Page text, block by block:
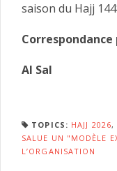
saison du Hajj
Al Sal
TOPICS: HAJJ 2026,
SALUE UN "MODÈLE
L’ORGANISATION